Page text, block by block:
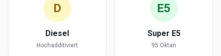
D
Diesel
Hochadditiviert
E5
Super E5
95 Oktan